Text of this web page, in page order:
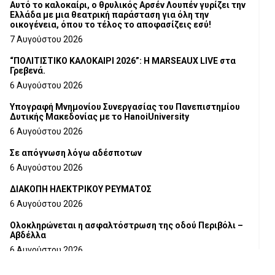
Αυτό το καλοκαίρι, ο θρυλικός Αρσέν Λουπέν γυρίζει την
Ελλάδα με μια θεατρική παράσταση για όλη την
οικογένεια, όπου το τέλος το αποφασίζεις εσύ!
7 Αυγούστου 2026
“ΠΟΛΙΤΙΣΤΙΚΟ ΚΑΛΟΚΑΙΡΙ 2026”: Η MARSEAUX LIVE στα
Γρεβενά.
6 Αυγούστου 2026
Υπογραφή Μνημονίου Συνεργασίας του Πανεπιστημίου
Δυτικής Μακεδονίας με το HanoiUniversity
6 Αυγούστου 2026
Σε απόγνωση λόγω αδέσποτων
6 Αυγούστου 2026
ΔΙΑΚΟΠΗ ΗΛΕΚΤΡΙΚΟΥ ΡΕΥΜΑΤΟΣ
6 Αυγούστου 2026
Ολοκληρώνεται η ασφαλτόστρωση της οδού Περιβόλι –
Αβδέλλα
6 Αυγούστου 2026